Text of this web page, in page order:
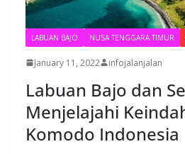
LABUAN BAJO NUSA TENGGARA TIMUR
January 11, 2022 infojalanjalan
Labuan Bajo dan
Menjelajahi
Komodo Indonesia